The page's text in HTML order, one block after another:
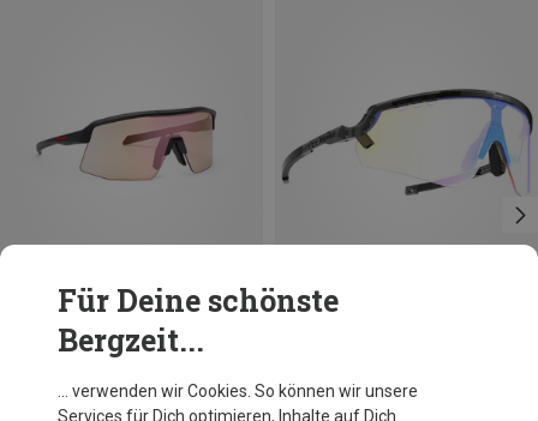
Du sparst 34%
Für Deine schönste
Bergzeit...
… verwenden wir Cookies. So können wir unsere
Services für Dich optimieren, Inhalte auf Dich